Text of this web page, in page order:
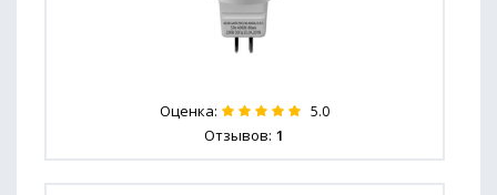
Оценка: 5.0
Отзывов: 1